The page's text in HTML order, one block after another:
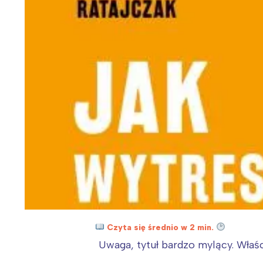
Czyta się średnio w 2 min.
Uwaga, tytuł bardzo mylący.